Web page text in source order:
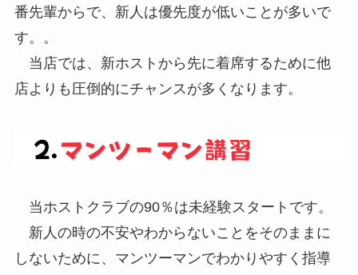
番先輩からで、新人は優先度が低いことが多いで
す。。
当店では、新ホストから先に着席するために他
店よりも圧倒的にチャンスが多くなります。
当ホストクラブの90％は未経験スタートです。
新人の時の不安やわからないことをそのままに
しないために、マンツーマンでわかりやすく指導